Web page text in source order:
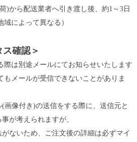
)から配送業者へ引き渡し後、約1～3日
によって異なる）
ス確認＞
際は別途メールにてお知らせいたします
もメールが受信できないことがありま
画像付き)の送信をする際に、送信元と
が考えられますが、
ないため、ご注文後の詳細は必ずマイ